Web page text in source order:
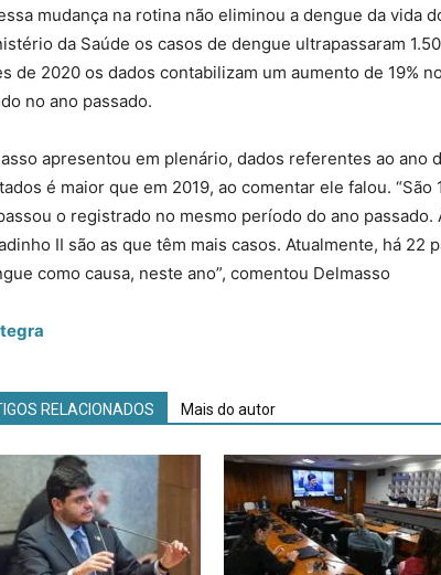
mudança na rotina não eliminou a dengue da vida
da Saúde os casos de dengue ultrapassaram
de 2020 os dados contabilizam um aumento de 19%
no ano passado.
apresentou em plenário, dados referentes ao ano
é maior que em 2019, ao comentar ele falou. “São
o registrado no mesmo período do ano passado.
II são as que têm mais casos. Atualmente, há 22
como causa, neste ano”, comentou Delmasso
RELACIONADOS Mais do autor